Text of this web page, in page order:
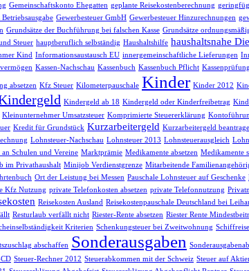
Gemeinschaftskonto Ehegatten geplante Reisekostenberechnung
Gewerbesteuer GmbH Gewerbesteuer Hinzurechnungen
Grundsätze der Buchführung bei falschen Kasse Grundsätze
Steuer hauptberuflich selbständig Haushaltshilfe haushaltsnahe
Kind Informationsaustausch EU innergemeinschaftliche Lieferungen
Kassen-Nachschau Kassenbuch Kassenbuch Pflicht Kassenprüfung
absetzen Kfz Steuer Kilometerpauschale Kinder Kinder 2012
Kindergeld ab 18 Kindergeld oder Kinderfreibetrag
Kleinunternehmer Umsatzsteuer Komprimierte Steuererklärung
Kredit für Grundstück Kurzarbeitergeld Kurzarbeitergeld
Lohnsteuer-Nachschau Lohnsteuer 2013 Lohnsteuerausgleich
Schulen und Vereine Marktprämie Medikamente absetzen Medikamente
im Privathaushalt Minijob Verdienstgrenze Mitarbeitende
Ort der Leistung bei Messen Pauschale Lohnsteuer auf Geschenke
Kfz Nutzung private Telefonkosten absetzen private Telefonnutzung
Reisekosten Ausland Reisekostenpauschale Deutschland bei
Resturlaub verfällt nicht Riester-Rente absetzen Riester Rente
Kriterien Schenkungsteuer bei Zweitwohnung
abschaffen Sonderausgaben
Steuer-Rechner 2012 Steuerabkommen mit der Schweiz Steuer auf